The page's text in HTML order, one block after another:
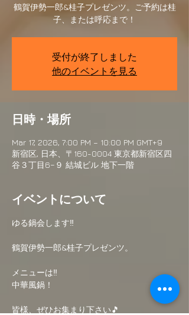
鶴賀伊勢一郎&桂子プレゼンツ。ご予約は桂
子、または呼応まで！
受付が終了しました
他のイベントを見る
日時・場所
Mar 17, 2026, 7:00 PM – 10:00 PM GMT+9
新宿区, 日本、〒160-0004 東京都新宿区四
谷３丁目6−９ 結城ビル 地下一階
イベントについて
ゆる鍋会します‼︎
鶴賀伊勢一郎&桂子プレゼンツ。
メニューは‼︎
中華風鍋！
皆様、ぜひお集まり下さい🎵